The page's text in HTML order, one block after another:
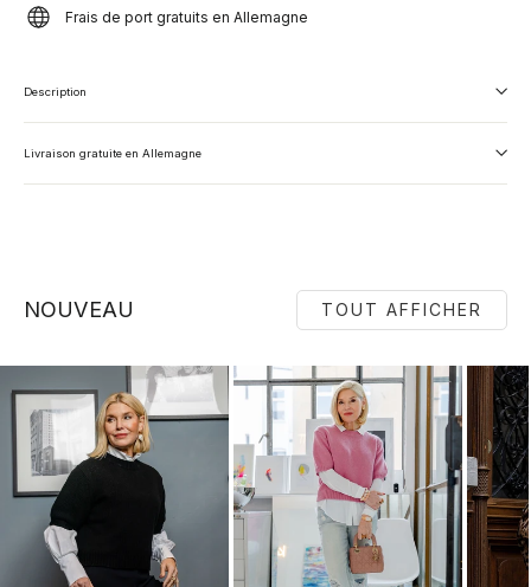
Frais de port gratuits en Allemagne
Description
Livraison gratuite en Allemagne
NOUVEAU TOUT AFFICHER